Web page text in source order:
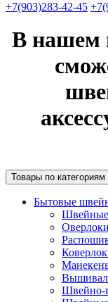
+7(903)283-42-45
В нашем
Товары по категориям
Бытовые
Оверлоки
Швейно-